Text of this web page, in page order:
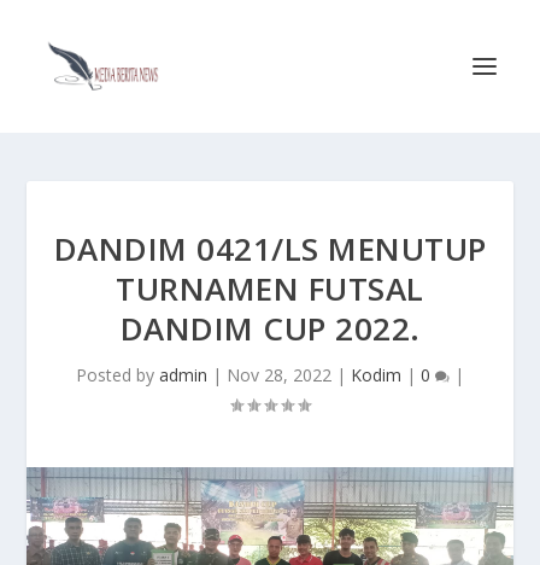
DANDIM 0421/LS MENUTUP
TURNAMEN FUTSAL
DANDIM CUP 2022.
Posted by admin | Nov 28, 2022 | Kodim | 0 |